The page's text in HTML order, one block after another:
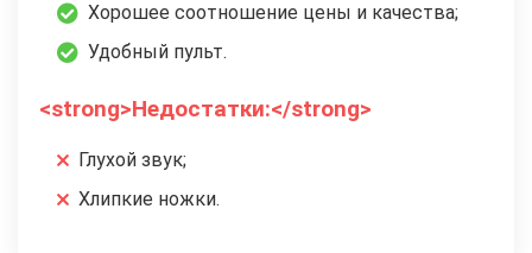
Хорошее соотношение цены и качества;
Удобный пульт.
<strong>Недостатки:</strong>
Глухой звук;
Хлипкие ножки.